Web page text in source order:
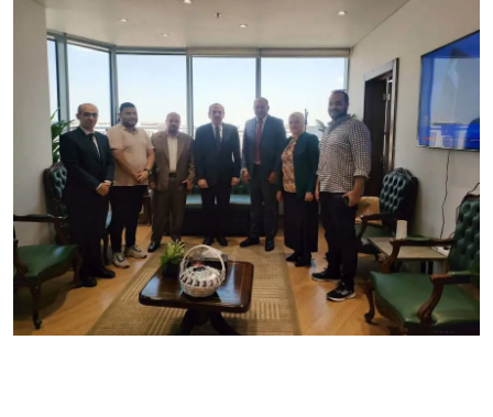
اقتصاد
تكنولوجيا
منوعات
فن وثقافة